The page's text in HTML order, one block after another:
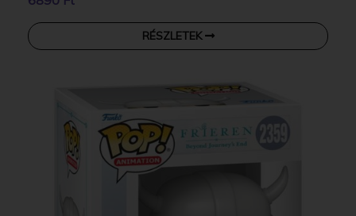
RÉSZLETEK